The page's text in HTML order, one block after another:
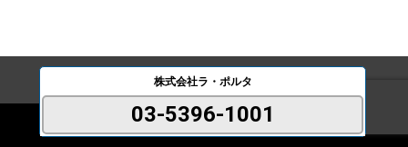
株式会社ラ・ポルタ
03-5396-1001